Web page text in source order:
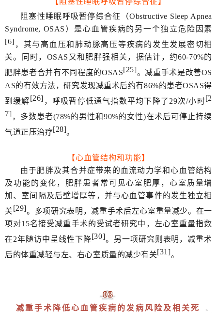
阻塞性睡眠呼吸暂停综合征（Obstructive Sleep Apnea
Syndrome, OSAS）是心血管疾病的另一个独立危险因素
[6] ，其与高血压和肺动脉高压等疾病的发生发展密切相
关。同时，OSAS又和肥胖强相关，据估计，约60-70%的
肥胖患者合并有不同程度的OSAS[25]。减重手术是改善OS
AS的有效方法，研究发现减重术后约有86%的患者OSAS得
到缓解[26] ，呼吸暂停低通气指数平均下降了29次/小时[2
7]，多数患者(78%的男性和90%的女性)在术后可停止持续
气道正压治疗[28]。
【心血管结构和功能】
由于肥胖及其合并症带来的血流动力学和心血管结构
及功能的变化，肥胖患者常可见心室肥厚，心室质量增
加、室间隔及后壁增厚等，并与心血管事件的发生独立相
关[29]。多项研究表明，减重手术后左心室重量减少。在一
项对15名接受减重手术的受试者研究中，左心室重量指数
在2年随访中呈线性下降[30]。另一项研究则表明，减重术
后的体重减轻与左、右心室质量的减少有关[31]。
03
减重手术降低心血管疾病的发病风险及相关死